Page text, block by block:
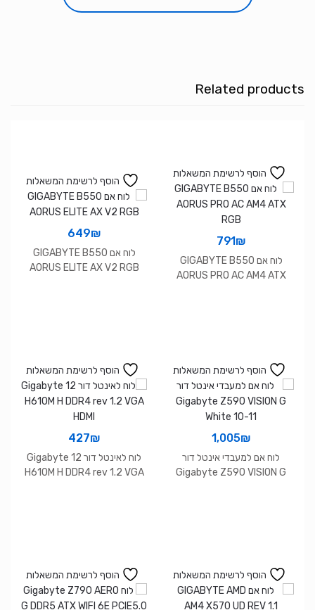
Related products
הוסף לרשימת המשאלות
791₪
לוח אם GIGABYTE B550
AORUS PRO AC AM4 ATX
הוסף לרשימת המשאלות
649₪
לוח אם GIGABYTE B550
AORUS ELITE AX V2 RGB
הוסף לרשימת המשאלות
1,005₪
לוח אם למעבדי אינטל דור
Gigabyte Z590 VISION G
הוסף לרשימת המשאלות
427₪
לוח לאינטל דור 12 Gigabyte
H610M H DDR4 rev 1.2 VGA
הוסף לרשימת המשאלות הוסף לרשימת המשאלות